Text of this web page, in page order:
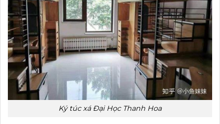
Ký túc xá Đại Học Thanh Hoa